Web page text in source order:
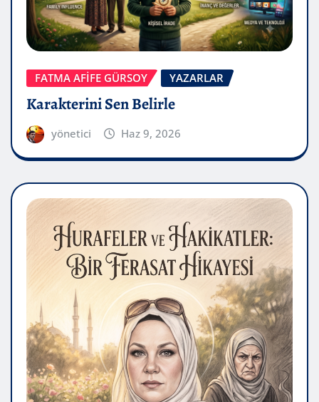
FATMA AFİFE GÜRSOY YAZARLAR
Karakterini Sen Belirle
yönetici Haz 9, 2026